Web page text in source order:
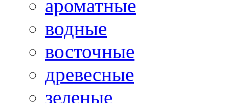
ароматные
водные
восточные
древесные
зеленые